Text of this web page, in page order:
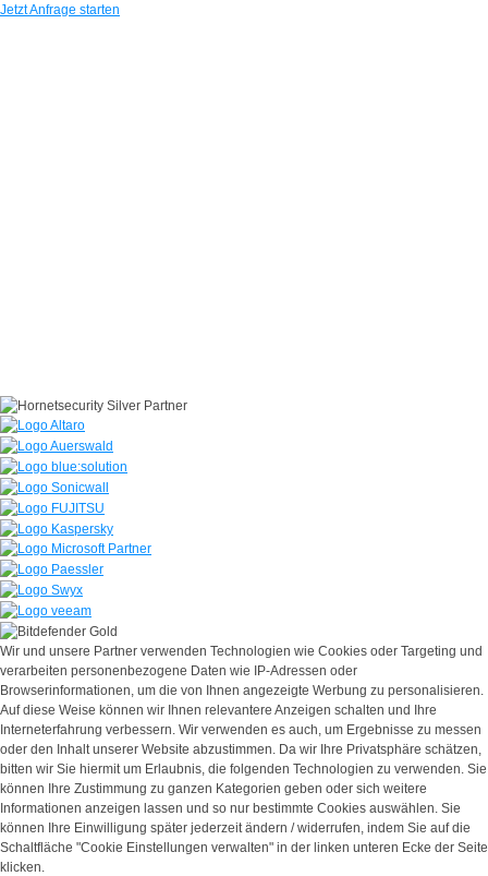
Jetzt Anfrage starten
Wir und unsere Partner verwenden Technologien wie Cookies oder Targeting und
verarbeiten personenbezogene Daten wie IP-Adressen oder
Browserinformationen, um die von Ihnen angezeigte Werbung zu personalisieren.
Auf diese Weise können wir Ihnen relevantere Anzeigen schalten und Ihre
Interneterfahrung verbessern. Wir verwenden es auch, um Ergebnisse zu messen
oder den Inhalt unserer Website abzustimmen. Da wir Ihre Privatsphäre schätzen,
bitten wir Sie hiermit um Erlaubnis, die folgenden Technologien zu verwenden. Sie
können Ihre Zustimmung zu ganzen Kategorien geben oder sich weitere
Informationen anzeigen lassen und so nur bestimmte Cookies auswählen. Sie
können Ihre Einwilligung später jederzeit ändern / widerrufen, indem Sie auf die
Schaltfläche "Cookie Einstellungen verwalten" in der linken unteren Ecke der Seite
klicken.